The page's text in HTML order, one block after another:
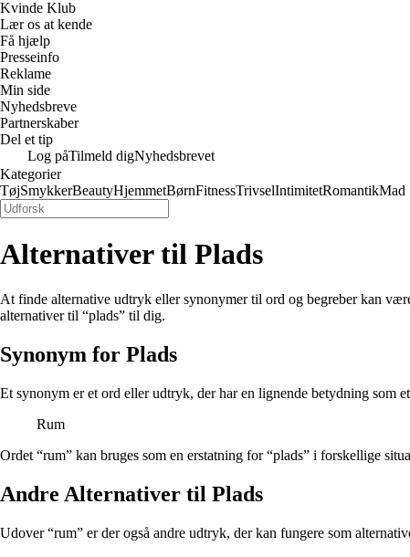
Kvinde Klub
Lær os at kende
Få hjælp
Presseinfo
Reklame
Min side
Nyhedsbreve
Partnerskaber
Del et tip
Log påTilmeld digNyhedsbrevet
Kategorier
TøjSmykkerBeautyHjemmetBørnFitnessTrivselIntimitetRomantikMad
Alternativer til Plads
At finde alternative udtryk eller synonymer til ord og begreber kan
alternativer til “plads” til dig.
Synonym for Plads
Et synonym er et ord eller udtryk, der har en lignende betydning som
Rum
Ordet “rum” kan bruges som en erstatning for “plads” i forskellige
Andre Alternativer til Plads
Udover “rum” er der også andre udtryk, der kan fungere som